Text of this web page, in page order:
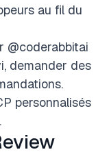
au fil du
@coderabbitai
demander des
personnalisés